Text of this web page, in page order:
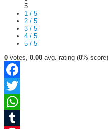
5
1 / 5
2 / 5
3 / 5
4 / 5
5 / 5
0 votes, 0.00 avg. rating (0% score)
Facebook
Twitter
WhatsApp